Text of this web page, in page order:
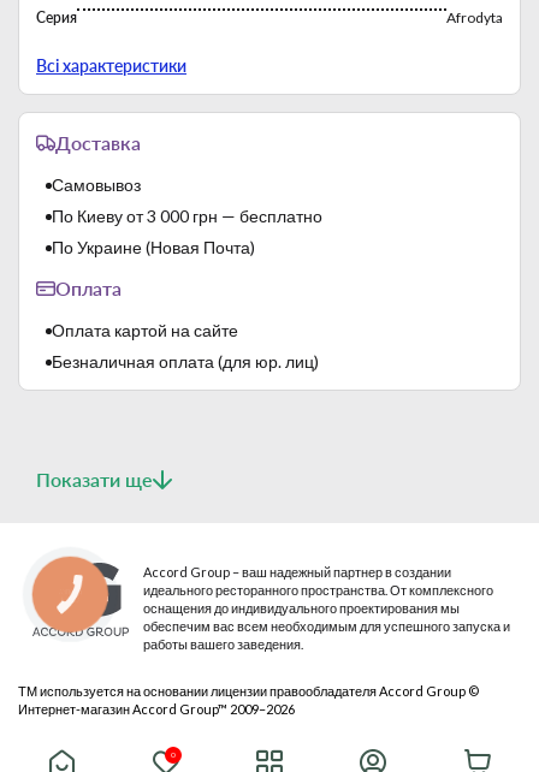
Фабрика постоянно работает с 1969 года. Многолетний
опыт работы на зарубежных рынках способствует экспорту
продукции бренда. Производственные мощности
Lubiana производит твердый белый фарфор. Применяются
многократные высокотемпературные обжиги:
- второй, так называемый "скорострельная стрельба" -
Этот производственный процесс обеспечивает высокую
термическую прочность, устойчивость к механическим
повреждениям и высокую твердость глазури.
Lubiana – польский бренд, который обеспечивает очень
Серия
Afrodyta
Всі характеристики
Доставка
Самовывоз
По Киеву от 3 000 грн — бесплатно
По Украине (Новая Почта)
Оплата
Оплата картой на сайте
Безналичная оплата (для юр. лиц)
Показати ще
Accord Group – ваш надежный партнер в создании
идеального ресторанного пространства. От комплексного
оснащения до индивидуального проектирования мы
обеспечим вас всем необходимым для успешного запуска и
работы вашего заведения.
ТМ используется на основании лицензии правообладателя Accord Group ©
Интернет-магазин Accord Group™ 2009–2026
Публичная оферта Политика конфиденциальности Карта сайта
© 2026 Все права защищены
0
КНОПКА
СВЯЗИ